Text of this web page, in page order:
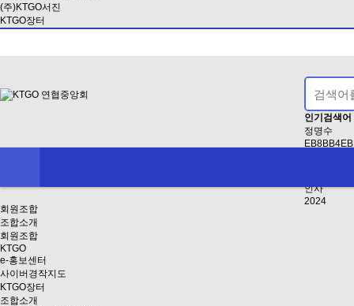
(주)KTGO서진
KTGO장터
인기검색어
정명수
인사
2024
회원조합
조합소개
회원조합
KTGO
e-홍보센터
사이버경작지도
KTGO장터
조합소개